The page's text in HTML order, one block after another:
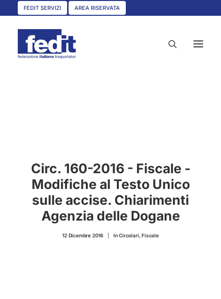
FEDIT SERVIZI AREA RISERVATA
UNISCITI A NOI
CONVENZIONI
ASSOCIAZIONI TERRITORIALI
Circ. 160-2016 - Fiscale -
Modifiche al Testo Unico
sulle accise. Chiarimenti
Agenzia delle Dogane
12 Dicembre 2016 InCircolari,Fiscale